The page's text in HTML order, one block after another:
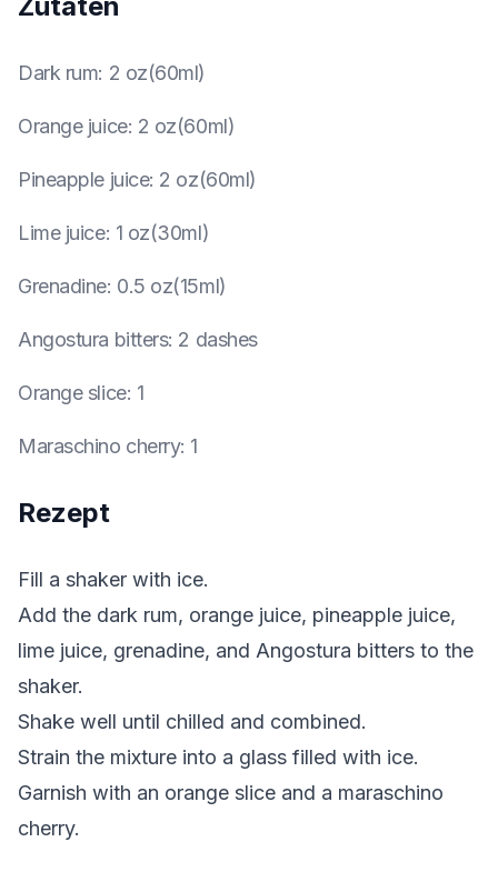
Dark rum: 2 oz(60ml)
Orange juice: 2 oz(60ml)
Pineapple juice: 2 oz(60ml)
Lime juice: 1 oz(30ml)
Grenadine: 0.5 oz(15ml)
Angostura bitters: 2 dashes
Orange slice: 1
Maraschino cherry: 1
Rezept
Fill a shaker with ice.
Add the dark rum, orange juice, pineapple juice,
lime juice, grenadine, and Angostura bitters to the
shaker.
Shake well until chilled and combined.
Strain the mixture into a glass filled with ice.
Garnish with an orange slice and a maraschino
cherry.